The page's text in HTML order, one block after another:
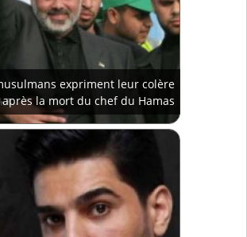
expriment leur colère
après la mort du chef du Hamas